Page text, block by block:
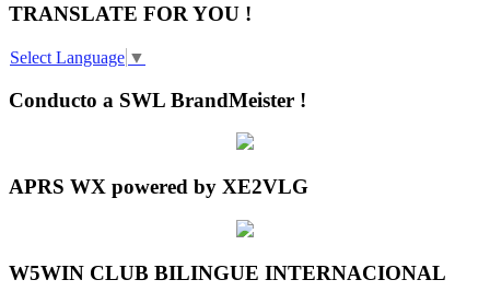
TRANSLATE FOR YOU !
Select Language ▼
Conducto a SWL BrandMeister !
APRS WX powered by XE2VLG
W5WIN CLUB BILINGUE INTERNACIONAL